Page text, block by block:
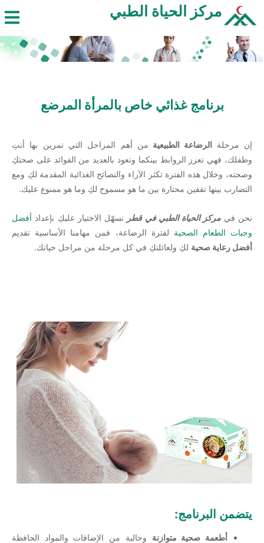
المحتوى
مركز الحياة الطبي
برنامج غذائي خاص بالمرأة المرضع
إن مرحلة الرضاعة الطبيعية من أهم المراحل التي تمرين بها أنتِ
وطفلك، فهي تعزز الروابط بينكما وتعود بالعديد من الفوائد على صحتكِ
وصحته، وخلال هذه الفترة تكثر الآراء والنصائح الغذائية المقدمة لكِ ومع
التضارب بينها تقفين محتارة بين ما هو مسموح لكِ وما هو ممنوع عليك.
نحن فيمركز الحياة الطبي في قطر نسهّل الاختيار عليكِ بإعداد أفضل
وجبات الطعام الصحية لفترة الرضاعة، فمن مهامنا الأساسية تقديم
أفضل رعاية صحية لكِ ولعائلتكِ في كل مرحلة من مراحل حياتك.
يتضمن البرنامج:
أطعمة صحية متوازنة وخالية من الإضافات والمواد الحافظة